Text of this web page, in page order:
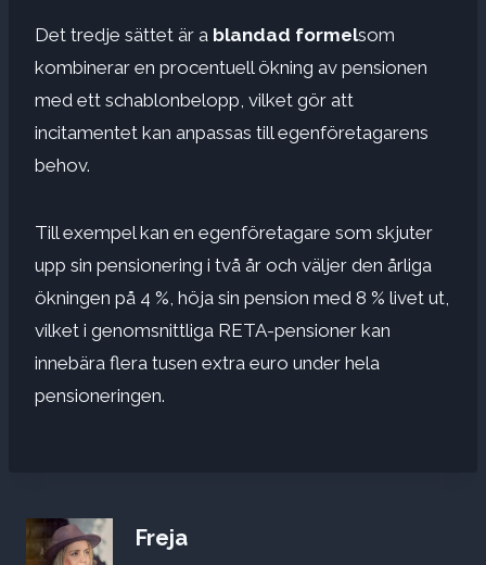
Det tredje sättet är a blandad formelsom
kombinerar en procentuell ökning av pensionen
med ett schablonbelopp, vilket gör att
incitamentet kan anpassas till egenföretagarens
behov.
Till exempel kan en egenföretagare som skjuter
upp sin pensionering i två år och väljer den årliga
ökningen på 4 %, höja sin pension med 8 % livet ut,
vilket i genomsnittliga RETA-pensioner kan
innebära flera tusen extra euro under hela
pensioneringen.
Freja